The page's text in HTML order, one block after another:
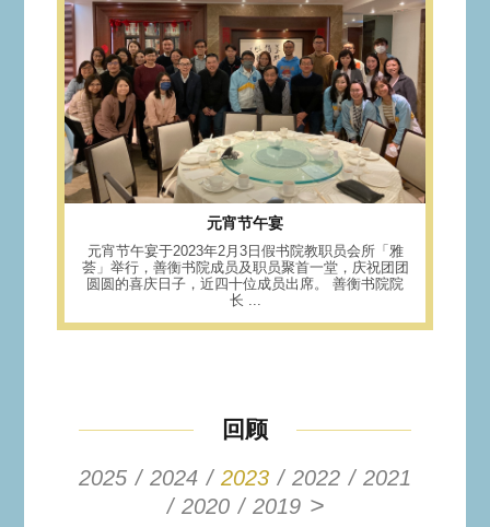
元宵节午宴
元宵节午宴于2023年2月3日假书院教职员会所「雅
荟」举行，善衡书院成员及职员聚首一堂，庆祝团团
圆圆的喜庆日子，近四十位成员出席。 善衡书院院
长 ...
回顾
2025 2024 2023 2022
2021
2020
2019 >